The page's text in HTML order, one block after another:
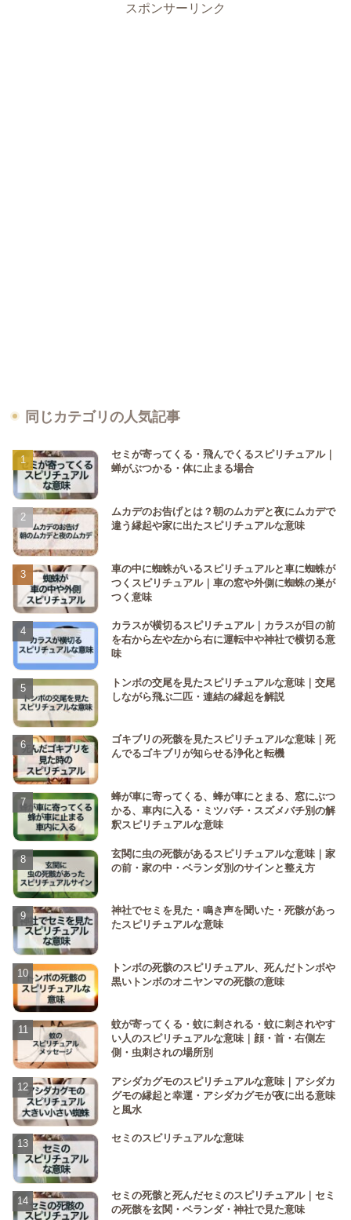
スポンサーリンク
同じカテゴリの人気記事
セミが寄ってくる・飛んでくるスピリチュアル｜
蝉がぶつかる・体に止まる場合
ムカデのお告げとは？朝のムカデと夜にムカデで
違う縁起や家に出たスピリチュアルな意味
車の中に蜘蛛がいるスピリチュアルと車に蜘蛛が
つくスピリチュアル｜車の窓や外側に蜘蛛の巣が
つく意味
カラスが横切るスピリチュアル｜カラスが目の前
を右から左や左から右に運転中や神社で横切る意
味
トンボの交尾を見たスピリチュアルな意味｜交尾
しながら飛ぶ二匹・連結の縁起を解説
ゴキブリの死骸を見たスピリチュアルな意味｜死
んでるゴキブリが知らせる浄化と転機
蜂が車に寄ってくる、蜂が車にとまる、窓にぶつ
かる、車内に入る・ミツバチ・スズメバチ別の解
釈スピリチュアルな意味
玄関に虫の死骸があるスピリチュアルな意味｜家
の前・家の中・ベランダ別のサインと整え方
神社でセミを見た・鳴き声を聞いた・死骸があっ
たスピリチュアルな意味
トンボの死骸のスピリチュアル、死んだトンボや
黒いトンボのオニヤンマの死骸の意味
蚊が寄ってくる・蚊に刺される・蚊に刺されやす
い人のスピリチュアルな意味｜顔・首・右側左
側・虫刺されの場所別
アシダカグモのスピリチュアルな意味｜アシダカ
グモの縁起と幸運・アシダカグモが夜に出る意味
と風水
セミのスピリチュアルな意味
セミの死骸と死んだセミのスピリチュアル｜セミ
の死骸を玄関・ベランダ・神社で見た意味